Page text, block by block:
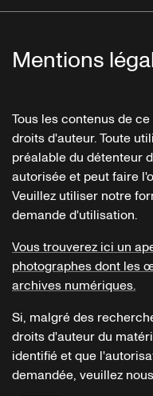
Mentions
Tous les contenus de
droits d'auteur. Toute
préalable du détenteur
autorisée et peut faire
Veuillez utiliser notre
demande d'utilisation.
Vous trouverez ici un
photographes dont les
archives numériques.
Si, malgré des
droits d'auteur du
identifié et que
demandée, veuillez